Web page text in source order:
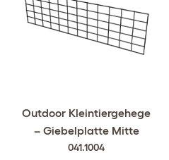
Outdoor Kleintiergehege
– Giebelplatte Mitte
041.1004